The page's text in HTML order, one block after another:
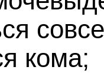
кома;